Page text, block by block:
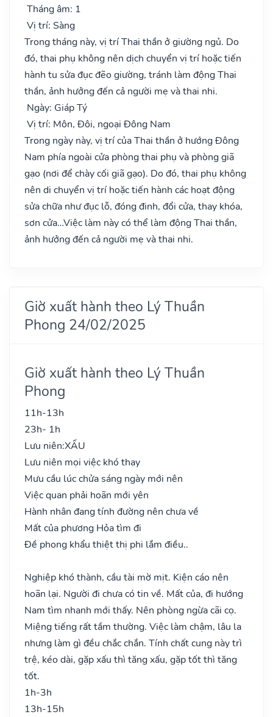
Tháng âm: 1
Vị trí: Sàng
Trong tháng này, vị trí Thai thần ở giường ngủ. Do
đó, thai phụ không nên dịch chuyển vị trí hoặc tiến
hành tu sửa đục đẽo giường, tránh làm động Thai
thần, ảnh hưởng đến cả người mẹ và thai nhi.
Ngày: Giáp Tý
Vị trí: Môn, Đôi, ngoại Đông Nam
Trong ngày này, vị trí của Thai thần ở hướng Đông
Nam phía ngoài cửa phòng thai phụ và phòng giã
gạo (nơi để chày cối giã gạo). Do đó, thai phụ không
nên di chuyển vị trí hoặc tiến hành các hoạt động
sửa chữa như đục lỗ, đóng đinh, đổi cửa, thay khóa,
sơn cửa…Việc làm này có thể làm động Thai thần,
ảnh hưởng đến cả người mẹ và thai nhi.
Giờ xuất hành theo Lý Thuần
Phong 24/02/2025
Giờ xuất hành theo Lý Thuần
Phong
11h-13h
23h- 1h
Lưu niên:XẤU
Lưu niên mọi việc khó thay
Mưu cầu lúc chửa sáng ngày mới nên
Việc quan phải hoãn mới yên
Hành nhân đang tính đường nên chưa về
Mất của phương Hỏa tìm đi
Đề phong khẩu thiệt thị phi lắm điều..
Nghiệp khó thành, cầu tài mờ mịt. Kiện cáo nên
hoãn lại. Người đi chưa có tin về. Mất của, đi hướng
Nam tìm nhanh mới thấy. Nên phòng ngừa cãi cọ.
Miệng tiếng rất tầm thường. Việc làm chậm, lâu la
nhưng làm gì đều chắc chắn. Tính chất cung này trì
trệ, kéo dài, gặp xấu thì tăng xấu, gặp tốt thì tăng
tốt.
1h-3h
13h-15h